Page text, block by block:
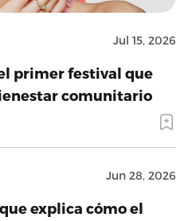
Jul 15, 2026
primer festival que
comunitario
Jun 28, 2026
explica cómo el